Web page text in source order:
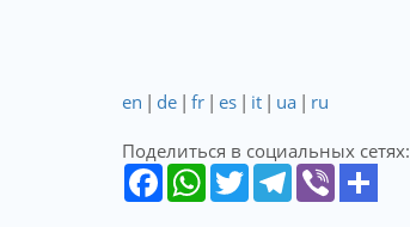
en | de | fr | es | it | ua | ru
Поделиться в социальных сетях: